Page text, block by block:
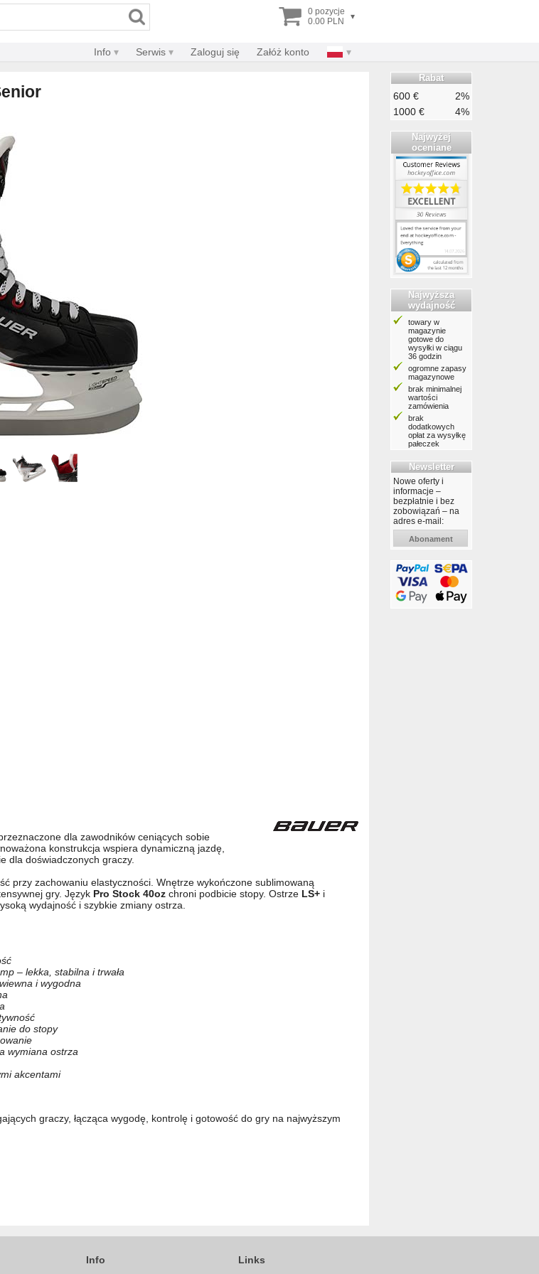
0 pozycje
0.00 PLN
▾
Info Serwis Zaloguj się Załóż konto
dla zawodników ceniących sobie
konstrukcja wspiera dynamiczną jazdę,
dla doświadczonych graczy.
przy zachowaniu elastyczności. Wnętrze wykończone sublimowaną
gry. Język Pro Stock 40oz chroni podbicie stopy. Ostrze LS+ i
wydajność i szybkie zmiany ostrza.
– lekka, stabilna i trwała
i wygodna
do stopy
wymiana ostrza
akcentami
graczy, łącząca wygodę, kontrolę i gotowość do gry na najwyższym
Rabat
600 €
2%
1000 €
4%
Najwyżej
oceniane
Najwyższa
wydajność
towary w
magazynie
gotowe do
wysyłki w ciągu
36 godzin
ogromne zapasy
magazynowe
brak minimalnej
wartości
zamówienia
brak
dodatkowych
opłat za wysyłkę
pałeczek
Newsletter
Nowe oferty i
informacje –
bezpłatnie i bez
zobowiązań – na
adres e-mail:
Abonament
Info Links